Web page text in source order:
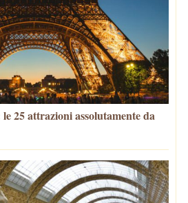
25 attrazioni assolutamente da